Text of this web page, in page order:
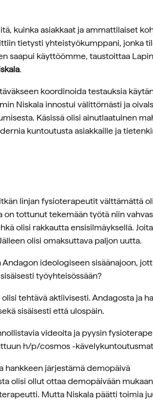
kuinka asiakkaat ja ammattilaiset
tietysti yhteistyökumppani, jonka
saapui käyttöömme, taustoittaa Lapin
.
koordinoida testauksia
Niskala innostui välittömästi ja
Käsissä olisi ainutlaatuinen
kuntoutusta asiakkaille ja
linjan fysioterapeutit välttämättä
on tottunut tekemään työtä niin
olisi rakkautta ensisilmäyksellä.
olisi omaksuttava paljon uutta.
ideologiseen sisäänajoon,
työyhteisössään?
tehtävä aktiivisesti. Andagosta ja
sisäisesti että ulospäin.
videoita ja pyysin
h/p/cosmos -
hankkeen järjestämä demopäivä
olisi ollut ottaa demopäivään
Mutta Niskala päätti toimia